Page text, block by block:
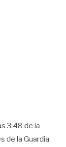
3:48 de la
de la Guardia